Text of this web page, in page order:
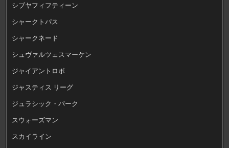
シブヤフィフティーン
シャークトパス
シャークネード
シュヴァルツェスマーケン
ジャイアントロボ
ジャスティス リーグ
ジュラシック・パーク
スウォーズマン
スカイライン